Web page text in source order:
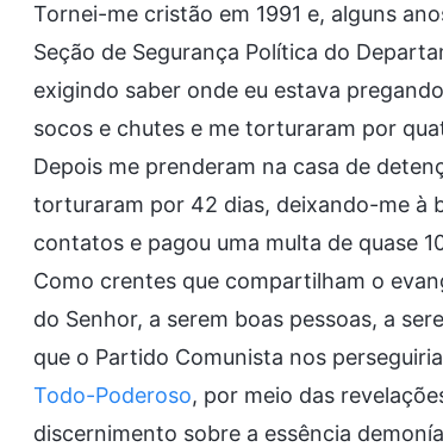
Tornei-me cristão em 1991 e, alguns
Seção de Segurança Política do
exigindo saber onde eu estava
socos e chutes e me torturaram por
Depois me prenderam na casa de
torturaram por 42 dias, deixando-me à
contatos e pagou uma multa de quase
Como crentes que compartilham o
do Senhor, a serem boas pessoas, a
que o Partido Comunista nos
Todo-Poderoso, por meio das
discernimento sobre a essência